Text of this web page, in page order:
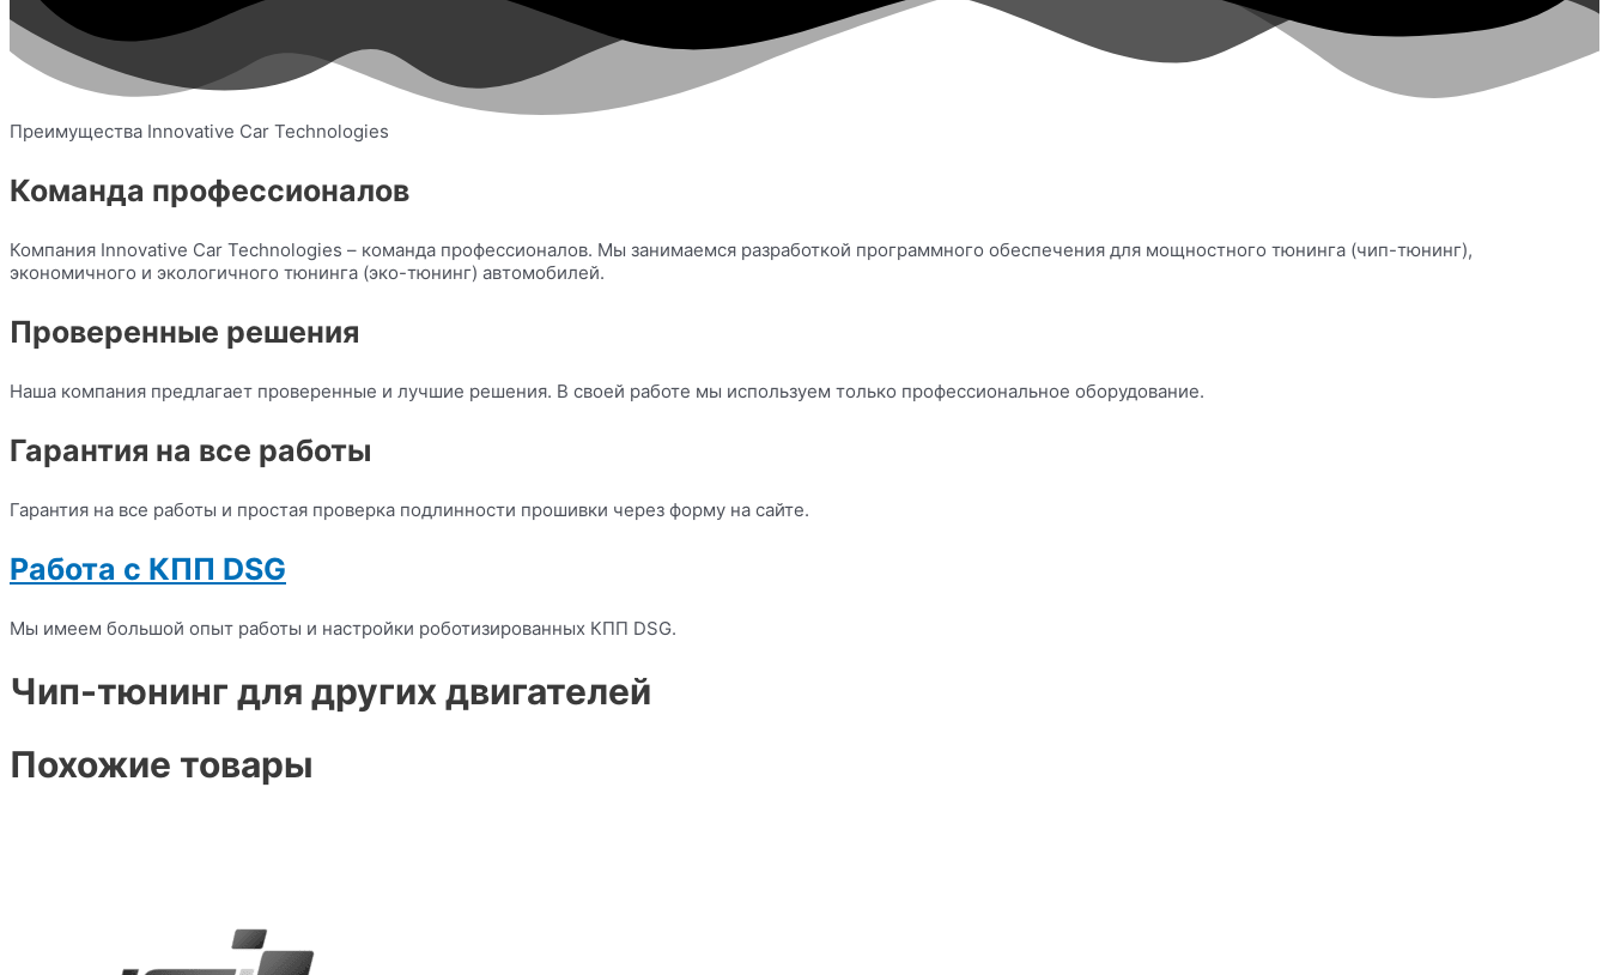
Преимущества Innovative Car Technologies
Команда профессионалов
Компания Innovative Car Technologies – команда профессионалов. Мы занимаемся разработкой программного обеспечения для мощностного тюнинга (чип-тюнинг),
экономичного и экологичного тюнинга (эко-тюнинг) автомобилей.
Проверенные решения
Наша компания предлагает проверенные и лучшие решения. В своей работе мы используем только профессиональное оборудование.
Гарантия на все работы
Гарантия на все работы и простая проверка подлинности прошивки через форму на сайте.
Работа с КПП DSG
Мы имеем большой опыт работы и настройки роботизированных КПП DSG.
Чип-тюнинг для других двигателей
Похожие товары